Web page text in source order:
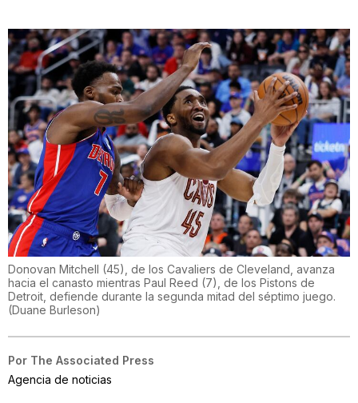
Donovan Mitchell (45), de los Cavaliers de Cleveland, avanza
hacia el canasto mientras Paul Reed (7), de los Pistons de
Detroit, defiende durante la segunda mitad del séptimo juego.
(Duane Burleson)
Por The Associated Press
Agencia de noticias